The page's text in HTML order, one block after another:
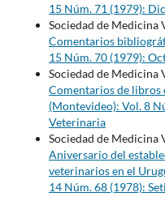
15 Núm. 71 (1979):
Sociedad de Medicina
Comentarios
15 Núm. 70 (1979):
Sociedad de Medicina
Comentarios de libros
(Montevideo): Vol. 8
Veterinaria
Sociedad de Medicina
Aniversario del
veterinarios en el
14 Núm. 68 (1978):